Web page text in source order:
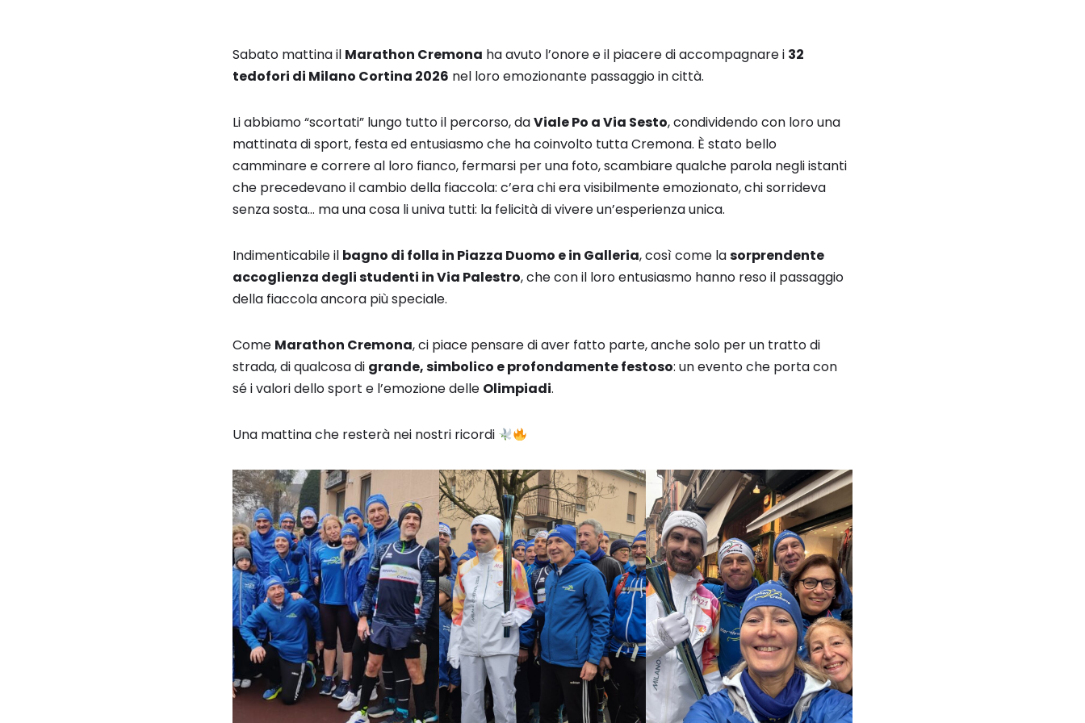
Sabato mattina il Marathon Cremona ha avuto l’onore e il piacere di accompagnare i 32
tedofori di Milano Cortina 2026 nel loro emozionante passaggio in città.
Li abbiamo “scortati” lungo tutto il percorso, daViale Po a Via Sesto, condividendo con loro una
mattinata di sport, festa ed entusiasmo che ha coinvolto tutta Cremona. È stato bello
camminare e correre al loro fianco, fermarsi per una foto, scambiare qualche parola negli istanti
che precedevano il cambio della fiaccola: c’era chi era visibilmente emozionato, chi sorrideva
senza sosta… ma una cosa li univa tutti: la felicità di vivere un’esperienza unica.
Indimenticabile il bagno di folla in Piazza Duomo e in Galleria, così come lasorprendente
accoglienza degli studenti in Via Palestro, che con il loro entusiasmo hanno reso il passaggio
della fiaccola ancora più speciale.
Come Marathon Cremona, ci piace pensare di aver fatto parte, anche solo per un tratto di
strada, di qualcosa di grande, simbolico e profondamente festoso: un evento che porta con
sé i valori dello sport e l’emozione delle Olimpiadi.
Una mattina che resterà nei nostri ricordi